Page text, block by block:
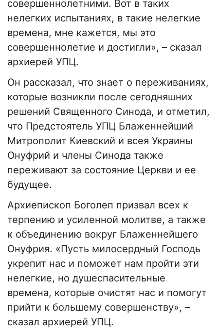
совершеннолетними. Вот в таких
нелегких испытаниях, в такие нелегкие
времена, мне кажется, мы это
совершеннолетие и достигли», – сказал
архиерей УПЦ.
Он рассказал, что знает о переживаниях,
которые возникли после сегодняшних
решений Священного Синода, и отметил,
что Предстоятель УПЦ Блаженнейший
Митрополит Киевский и всея Украины
Онуфрий и члены Синода также
переживают за состояние Церкви и ее
будущее.
Архиепископ Боголеп призвал всех к
терпению и усиленной молитве, а также
к объединению вокруг Блаженнейшего
Онуфрия. «Пусть милосердный Господь
укрепит нас и поможет нам пройти эти
нелегкие, но душеспасительные
времена, которые очистят нас и помогут
прийти к большему совершенству», –
сказал архиерей УПЦ.